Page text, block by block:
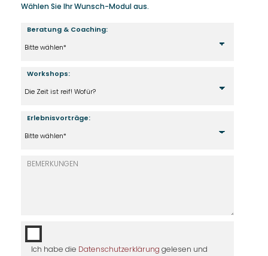
Wählen Sie Ihr Wunsch-Modul aus.
Beratung & Coaching:
Workshops:
Erlebnisvorträge:
Ich habe die Datenschutzerklärung gelesen und